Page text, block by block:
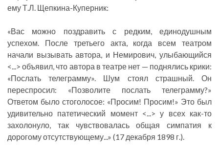
ему Т.Л. Щепкина-Куперник:
«Вас можно поздравить с редким, единодушным
успехом. После третьего акта, когда всем театром
начали вызывать автора, и Немирович, улыбающийся
<...> объявил, что автора в театре нет — поднялись крики:
«Послать телеграмму». Шум стоял страшный. Он
переспросил: «Позволите послать телеграмму?»
Ответом было стоголосое: «Просим! Просим!» Это был
удивительно патетический момент <...> у всех как-то
захолонуло, так чувствовалась общая симпатия к
дорогому отсутствующему...» (17 декабря 1898 г.).